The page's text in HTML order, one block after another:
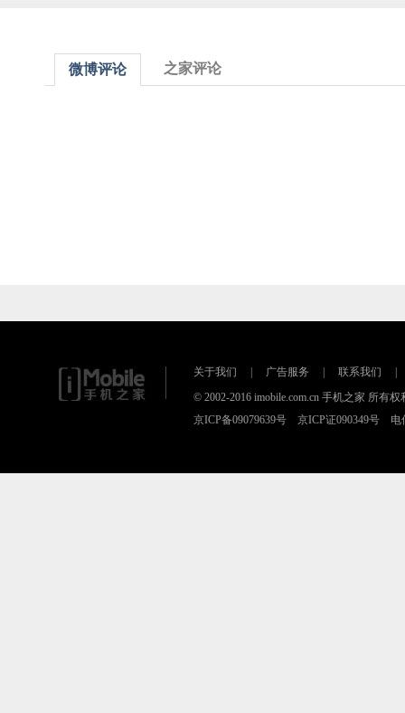
微博评论 之家评论
关于我们 广告服务 联系我们
© 2002-2016 imobile.com.cn 手机之家 所有
京ICP备09079639号 京ICP证090349号 电